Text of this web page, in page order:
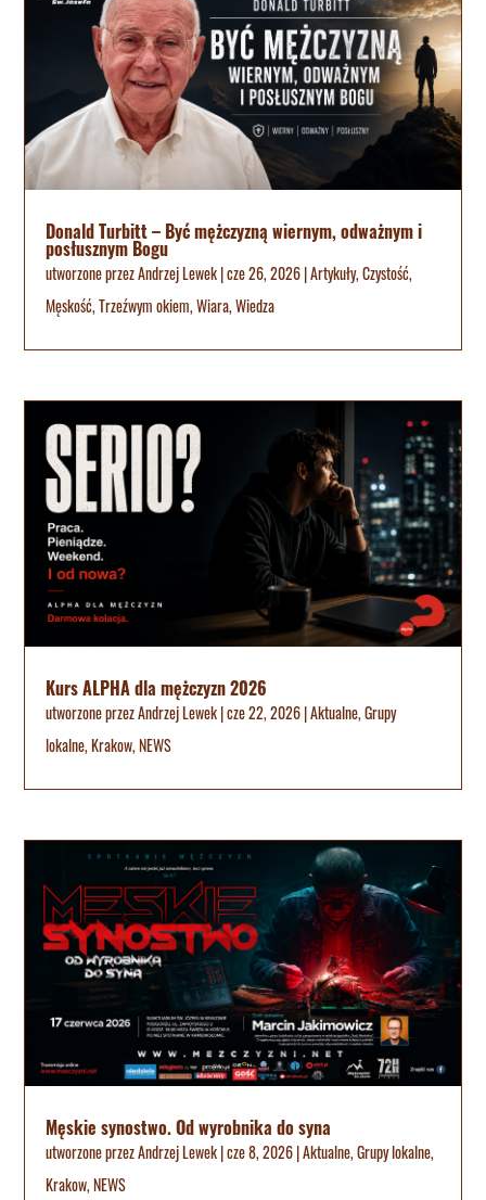
Donald Turbitt – Być mężczyzną wiernym, odważnym i
posłusznym Bogu
utworzone przezAndrzej Lewek|cze 26, 2026|Artykuły,Czystość,
Męskość,Trzeźwym okiem,Wiara,Wiedza
Kurs ALPHA dla mężczyzn 2026
utworzone przezAndrzej Lewek|cze 22, 2026|Aktualne,Grupy
lokalne,Krakow,NEWS
Męskie synostwo. Od wyrobnika do syna
utworzone przezAndrzej Lewek|cze 8, 2026|Aktualne,Grupy lokalne,
Krakow,NEWS